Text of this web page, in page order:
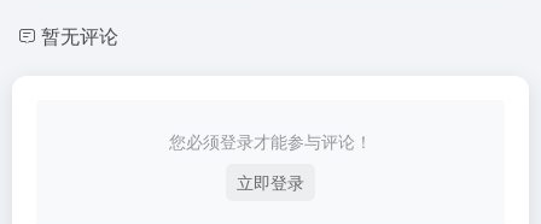
暂无评论
您必须登录才能参与评论！
立即登录